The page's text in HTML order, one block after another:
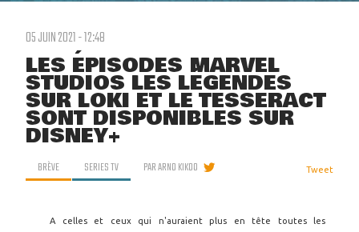
05 JUIN 2021 - 12:48
LES ÉPISODES MARVEL
STUDIOS LES LÉGENDES
SUR LOKI ET LE TESSERACT
SONT DISPONIBLES SUR
DISNEY+
BRÈVE SERIES TV PARARNO KIKOO Tweet
A celles et ceux qui n'auraient plus en tête toutes les